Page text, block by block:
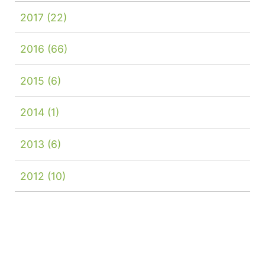
2017 (22)
2016 (66)
2015 (6)
2014 (1)
2013 (6)
2012 (10)